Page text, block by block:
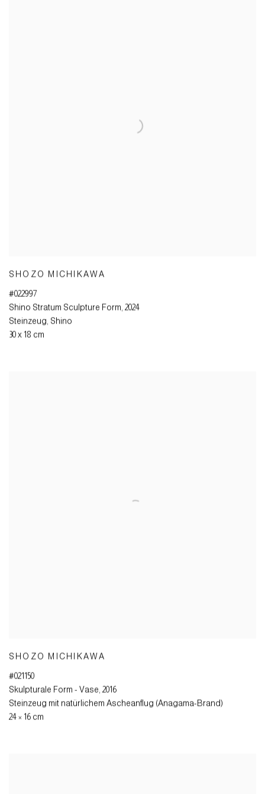
SHOZO MICHIKAWA
#022997
Shino Stratum Sculpture Form, 2024
Steinzeug, Shino
30 x 18 cm
SHOZO MICHIKAWA
#021150
Skulpturale Form - Vase, 2016
Steinzeug mit natürlichem Ascheanflug (Anagama-Brand)
24 × 16 cm